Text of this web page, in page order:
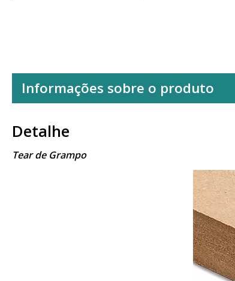
Informações sobre o produto
Detalhe
Tear de Grampo